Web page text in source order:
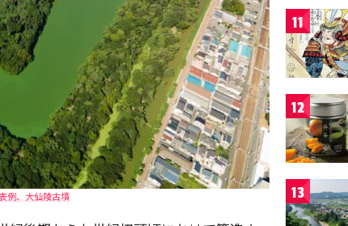
例、大仙陵古墳
11
12
13